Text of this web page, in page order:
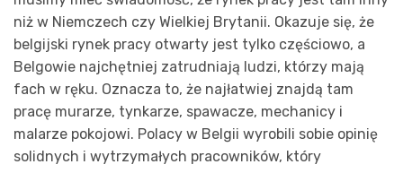
niż w Niemczech czy Wielkiej Brytanii. Okazuje się, że
belgijski rynek pracy otwarty jest tylko częściowo, a
Belgowie najchętniej zatrudniają ludzi, którzy mają
fach w ręku. Oznacza to, że najłatwiej znajdą tam
pracę murarze, tynkarze, spawacze, mechanicy i
malarze pokojowi. Polacy w Belgii wyrobili sobie opinię
solidnych i wytrzymałych pracowników, który